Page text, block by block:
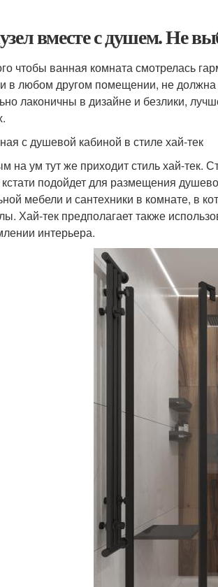
вместе с душем. Не
чтобы ванная комната смотрелась
в любом другом помещении, не должна
лаконичны в дизайне и безлики,
с душевой кабиной в стиле хай-тек
на ум тут же приходит стиль хай-тек.
подойдет для размещения
мебели и сантехники в комнате, в
Хай-тек предполагает также
интерьера.